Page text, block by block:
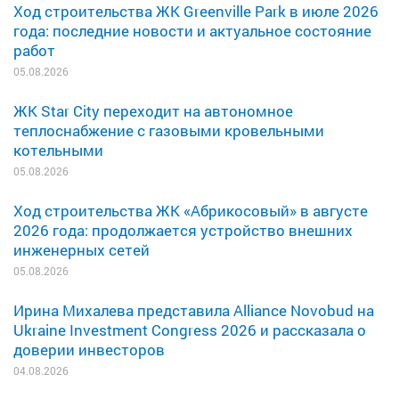
Ход строительства ЖК Greenville Park в июле 2026
года: последние новости и актуальное состояние
работ
05.08.2026
ЖК Star City переходит на автономное
теплоснабжение с газовыми кровельными
котельными
05.08.2026
Ход строительства ЖК «Абрикосовый» в августе
2026 года: продолжается устройство внешних
инженерных сетей
05.08.2026
Ирина Михалева представила Alliance Novobud на
Ukraine Investment Congress 2026 и рассказала о
доверии инвесторов
04.08.2026